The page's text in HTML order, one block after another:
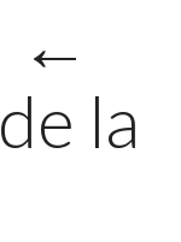
←
la